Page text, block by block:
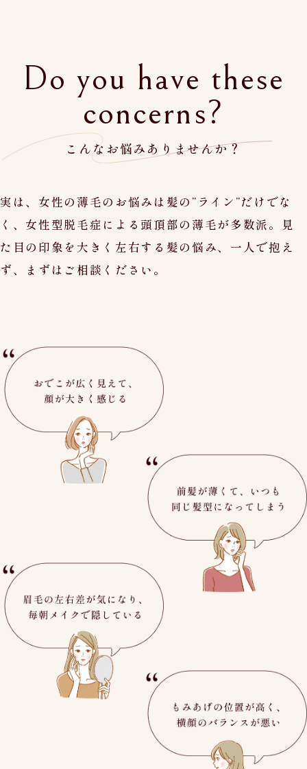
Do you have these
concerns?
こんなお悩みありませんか？
実は、女性の薄毛のお悩みは髪の”ライン”だけでな
く、女性型脱毛症による頭頂部の薄毛が多数派。見
た目の印象を大きく左右する髪の悩み、一人で抱え
ず、まずはご相談ください。
おでこが広く見えて、顔が大きく感じる
前髪が薄くて、いつも同
眉毛の左右差が気になり、毎朝メイクで隠している